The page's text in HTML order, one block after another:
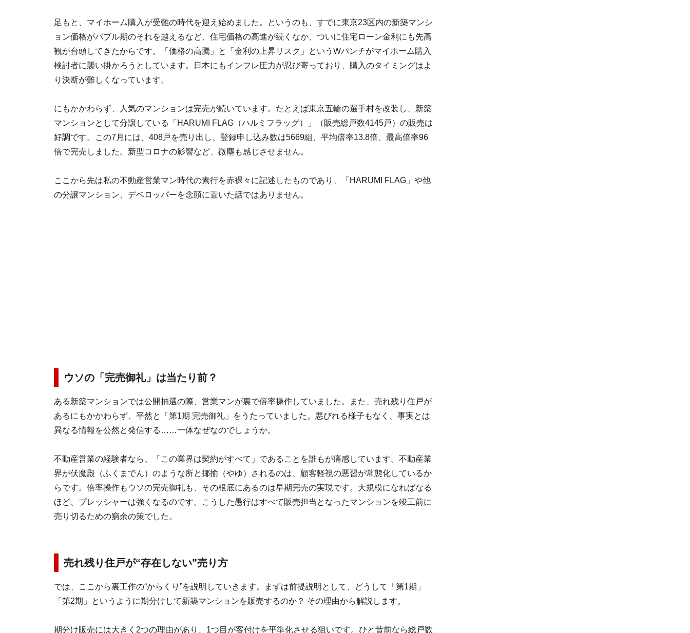
足もと、マイホーム購入が受難の時代を迎え始めました。というのも、すでに東京23区内の新築マンシ
ョン価格がバブル期のそれを越えるなど、住宅価格の高進が続くなか、ついに住宅ローン金利にも先高
観が台頭してきたからです。「価格の高騰」と「金利の上昇リスク」というWパンチがマイホーム購入
検討者に襲い掛かろうとしています。日本にもインフレ圧力が忍び寄っており、購入のタイミングはよ
り決断が難しくなっています。
にもかかわらず、人気のマンションは完売が続いています。たとえば東京五輪の選手村を改装し、新築
マンションとして分譲している「HARUMI FLAG（ハルミフラッグ）」（販売総戸数4145戸）の販売は
好調です。この7月には、408戸を売り出し、登録申し込み数は5669組、平均倍率13.8倍、最高倍率96
倍で完売しました。新型コロナの影響など、微塵も感じさせません。
ここから先は私の不動産営業マン時代の素行を赤裸々に記述したものであり、「HARUMI FLAG」や他
の分譲マンション、デベロッパーを念頭に置いた話ではありません。
ウソの「完売御礼」は当たり前？
ある新築マンションでは公開抽選の際、営業マンが裏で倍率操作していました。また、売れ残り住戸が
あるにもかかわらず、平然と「第1期 完売御礼」をうたっていました。悪びれる様子もなく、事実とは
異なる情報を公然と発信する……一体なぜなのでしょうか。
不動産営業の経験者なら、「この業界は契約がすべて」であることを誰もが痛感しています。不動産業
界が伏魔殿（ふくまでん）のような所と揶揄（やゆ）されるのは、顧客軽視の悪習が常態化しているか
らです。倍率操作もウソの完売御礼も、その根底にあるのは早期完売の実現です。大規模になればなる
ほど、プレッシャーは強くなるのです。こうした愚行はすべて販売担当となったマンションを竣工前に
売り切るための窮余の策でした。
売れ残り住戸が“存在しない”売り方
では、ここから裏工作の“からくり”を説明していきます。まずは前提説明として、どうして「第1期」
「第2期」というように期分けして新築マンションを販売するのか？ その理由から解説します。
期分け販売には大きく2つの理由があり、1つ目が客付けを平準化させる狙いです。ひと昔前なら総戸数